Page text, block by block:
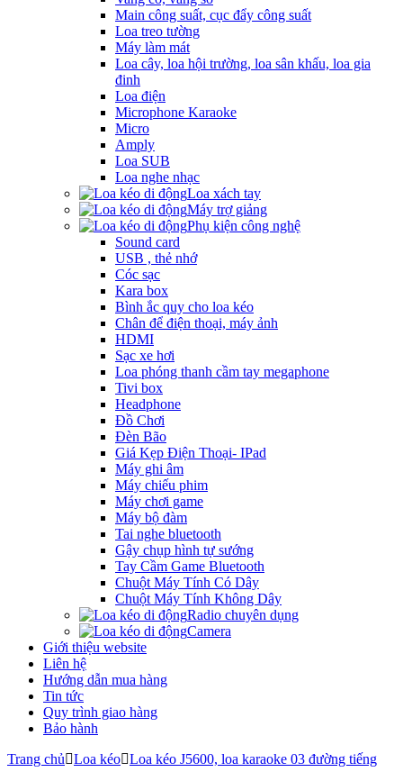
Main công suất, cục đẩy công suất
Loa treo tường
Máy làm mát
Loa cây, loa hội trường, loa sân khấu, loa gia
đinh
Loa điện
Microphone Karaoke
Micro
Amply
Loa SUB
Loa nghe nhạc
Loa xách tay
Máy trợ giảng
Phụ kiện công nghệ
Sound card
USB , thẻ nhớ
Cóc sạc
Kara box
Bình ắc quy cho loa kéo
Chân để điện thoại, máy ảnh
HDMI
Sạc xe hơi
Loa phóng thanh cầm tay megaphone
Tivi box
Headphone
Đồ Chơi
Đèn Bão
Giá Kẹp Điện Thoại- IPad
Máy ghi âm
Máy chiếu phim
Máy chơi game
Máy bộ đàm
Tai nghe bluetooth
Gậy chụp hình tự sướng
Tay Cầm Game Bluetooth
Chuột Máy Tính Có Dây
Chuột Máy Tính Không Dây
Radio chuyên dụng
Camera
Giới thiệu website
Liên hệ
Hướng dẫn mua hàng
Tin tức
Quy trình giao hàng
Bảo hành
Trang chủ
Loa kéo Loa kéo J5600, loa karaoke 03 đường tiếng